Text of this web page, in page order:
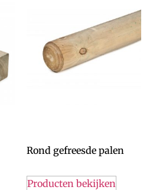
Rond gefreesde palen
Producten bekijken